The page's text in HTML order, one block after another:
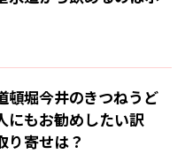
頓堀今井のきつねうど
にもお勧めしたい訳
り寄せは？